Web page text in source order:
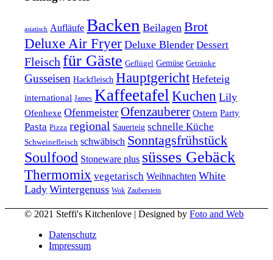
asiatisch Aufläufe Backen Beilagen Brot
Deluxe Air Fryer Deluxe Blender Dessert
Fleisch für Gäste Geflügel Gemüse Getränke
Gusseisen Hackfleisch Hauptgericht Hefeteig
international James Kaffeetafel Kuchen Lily
Ofenhexe Ofenmeister Ofenzauberer Ostern Party
Pasta Pizza regional Sauerteig schnelle Küche
Schweinefleisch schwäbisch Sonntagsfrühstück
Soulfood Stoneware plus süsses Gebäck
Thermomix vegetarisch Weihnachten White
Lady Wintergenuss Wok Zauberstein
© 2021 Steffi's Kitchenlove | Designed byFoto and Web
Datenschutz
Impressum